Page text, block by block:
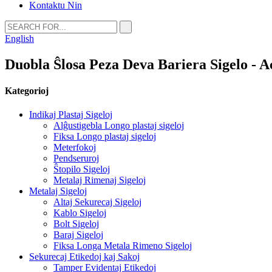
Kontaktu Nin
English
Duobla Ŝlosa Peza Deva Bariera Sigelo -
Kategorioj
Indikaj Plastaj Sigeloj
Alĝustigebla Longo plastaj sigeloj
Fiksa Longo plastaj sigeloj
Meterfokoj
Pendseruroj
Ŝtopilo Sigeloj
Metalaj Rimenaj Sigeloj
Metalaj Sigeloj
Altaj Sekurecaj Sigeloj
Kablo Sigeloj
Bolt Sigeloj
Baraj Sigeloj
Fiksa Longa Metala Rimeno Sigeloj
Sekurecaj Etikedoj kaj Sakoj
Tamper Evidentaj Etikedoj